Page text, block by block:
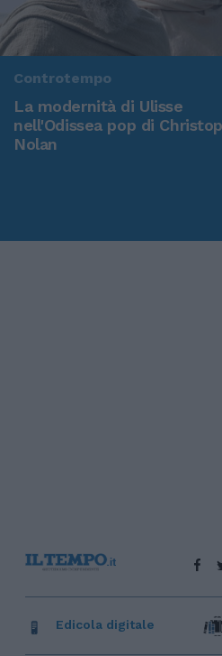
Controtempo
La modernità di Ulisse
nell'Odissea pop di
Nolan
Edicola digitale